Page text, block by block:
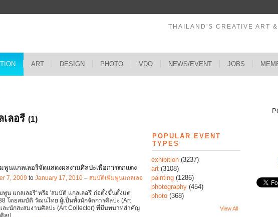
THAILAND'S CREATIVE ART
ART DESIGN PHOTO VDO NEWS/EVENT JOBS
ลอรี (1)
พูนแกลเลอรีจัดแสดงผลงานศิลปะเพื่อการตกแต่ง
7, 2009 to January 17, 2010 – สมบัติเพิ่มพูนแกลเลอ
พูน แกลเลอรี' หรือ 'สมบัติ แกลเลอรี' ก่อตั้งขึ้นตั้งแต่
โดยสมบัติ วัฒนไทย ผู้เป็นทั้งนักจัดการศิลปะ (Art
ละนักสะสมงานศิลปะ (Art Collector) ที่มีบทบาทสำคัญ
ลป …
POPULAR EVENT
TYPES
exhibition (3237)
art (3108)
painting (1286)
photography (454)
photo (368)
View All